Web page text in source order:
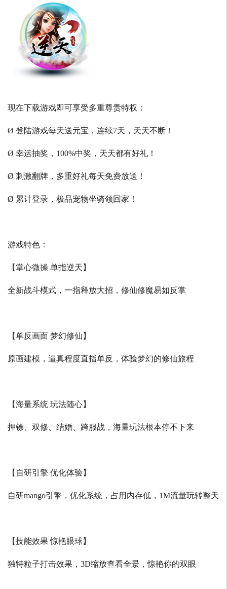
现在下载游戏即可享受多重尊贵特权：
Ø 登陆游戏每天送元宝，连续7天，天天不断！
Ø 幸运抽奖，100%中奖，天天都有好礼！
Ø 刺激翻牌，多重好礼每天免费放送！
Ø 累计登录，极品宠物坐骑领回家！
游戏特色：
【掌心微操 单指逆天】
全新战斗模式，一指释放大招，修仙修魔易如反掌
【单反画面 梦幻修仙】
原画建模，逼真程度直指单反，体验梦幻的修仙旅程
【海量系统 玩法随心】
押镖、双修、结婚、跨服战，海量玩法根本停不下来
【自研引擎 优化体验】
自研mango引擎，优化系统，占用内存低， 1M流量玩转整天
【技能效果 惊艳眼球】
独特粒子打击效果， 3D缩放查看全景，惊艳你的双眼